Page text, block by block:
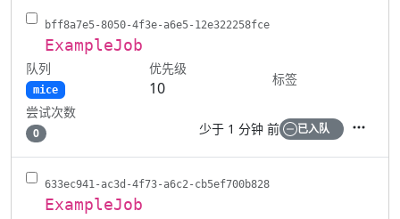
bff8a7e5-8050-4f3e-a6e5-12e322258fce
ExampleJob
队列
mice
优先级
10
标签
尝试次数
0 少于 1 分钟 前 已入队
633ec941-ac3d-4f73-a6c2-cb5ef700b828
ExampleJob